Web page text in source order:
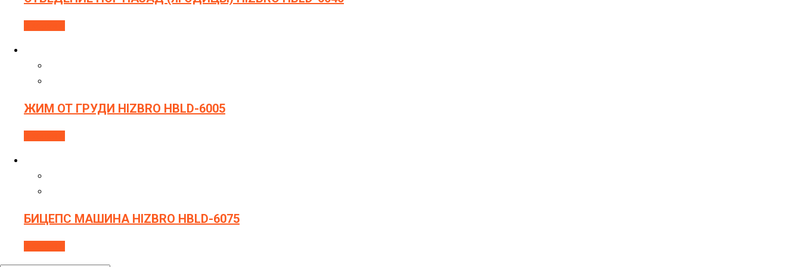
ЖИМ ОТ ГРУДИ HIZBRO HBLD-6005
БИЦЕПС МАШИНА HIZBRO HBLD-6075